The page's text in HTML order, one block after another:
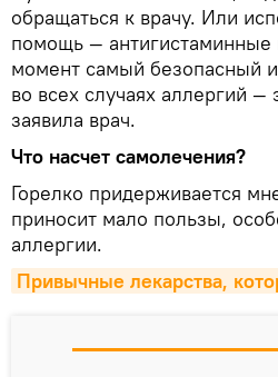
обращаться к врачу. Или
помощь —
момент самый безопасный
во всех случаях аллергий —
заявила врач.
Что насчет самолечения?
Горелко придерживается
приносит мало пользы,
аллергии.
Привычные лекарства,